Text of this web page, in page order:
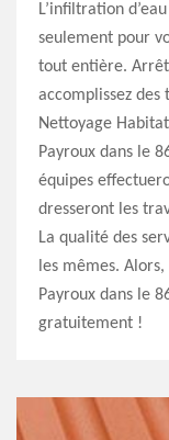
L’infiltration
seulement pour
tout entière.
accomplissez des
Nettoyage
Payroux dans le
équipes
dresseront les
La qualité des
les mêmes.
Payroux dans le
gratuitement !